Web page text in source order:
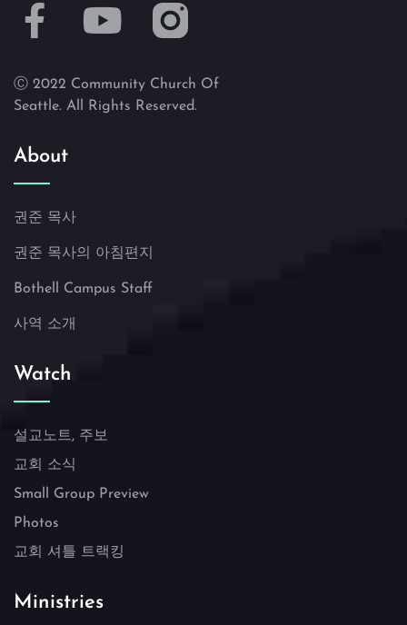
Ⓒ 2022 Community Church Of
Seattle. All Rights Reserved.
About
권준 목사
권준 목사의 아침편지
Bothell Campus Staff
사역 소개
Watch
설교노트, 주보
교회 소식
Small Group Preview
Photos
교회 셔틀 트랙킹
Ministries